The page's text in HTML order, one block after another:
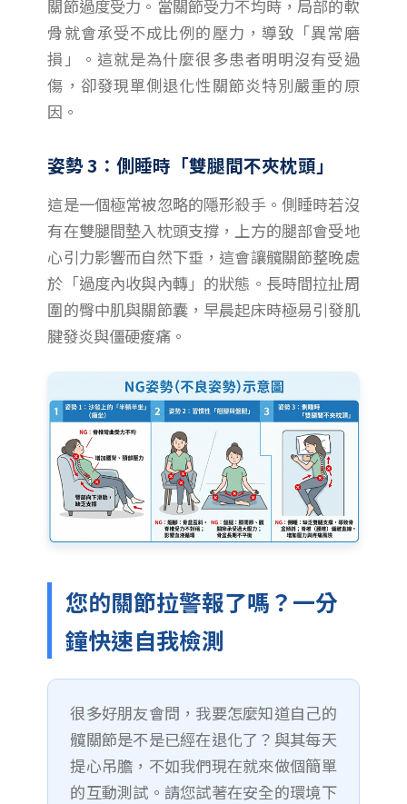
關節過度受力。當關節受力不均時，局部的軟
骨就會承受不成比例的壓力，導致「異常磨
損」。這就是為什麼很多患者明明沒有受過
傷，卻發現單側退化性關節炎特別嚴重的原
因。
姿勢 3：側睡時「雙腿間不夾枕頭」
這是一個極常被忽略的隱形殺手。側睡時若沒
有在雙腿間墊入枕頭支撐，上方的腿部會受地
心引力影響而自然下垂，這會讓髖關節整晚處
於「過度內收與內轉」的狀態。長時間拉扯周
圍的臀中肌與關節囊，早晨起床時極易引發肌
腱發炎與僵硬痠痛。
您的關節拉警報了嗎？一分
鐘快速自我檢測
很多好朋友會問，我要怎麼知道自己的
髖關節是不是已經在退化了？與其每天
提心吊膽，不如我們現在就來做個簡單
的互動測試。請您試著在安全的環境下